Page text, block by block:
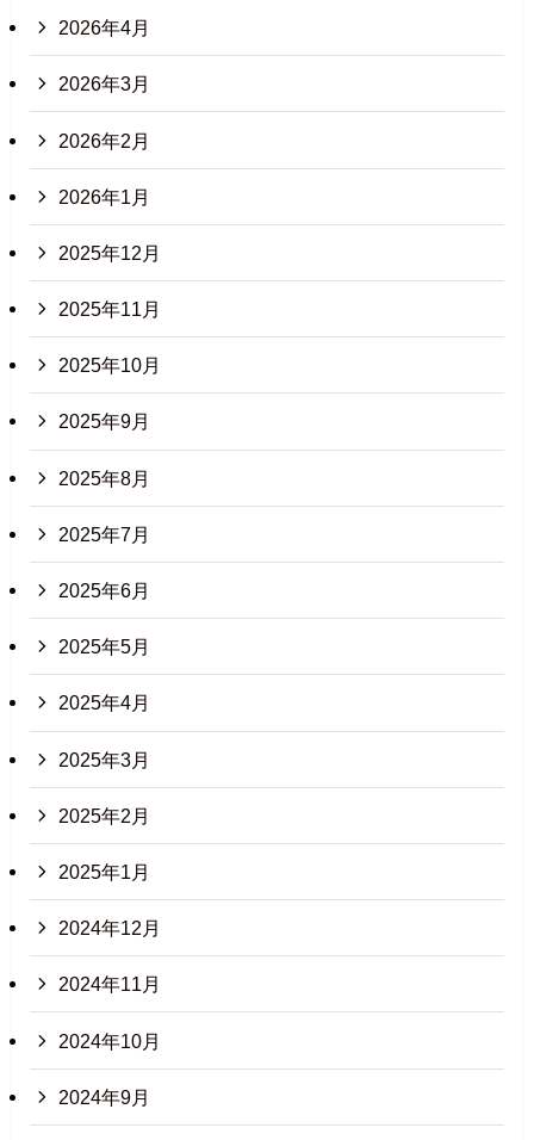
2026年4月
2026年3月
2026年2月
2026年1月
2025年12月
2025年11月
2025年10月
2025年9月
2025年8月
2025年7月
2025年6月
2025年5月
2025年4月
2025年3月
2025年2月
2025年1月
2024年12月
2024年11月
2024年10月
2024年9月